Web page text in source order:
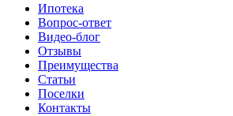
Ипотека
Вопрос-ответ
Видео-блог
Отзывы
Преимущества
Статьи
Поселки
Контакты